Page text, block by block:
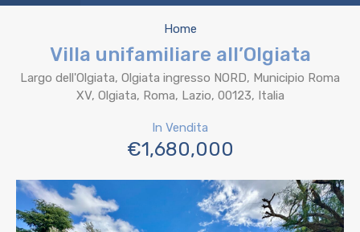
Home
Villa unifamiliare all’Olgiata
Largo dell'Olgiata, Olgiata ingresso NORD, Municipio Roma
XV, Olgiata, Roma, Lazio, 00123, Italia
In Vendita
€1,680,000